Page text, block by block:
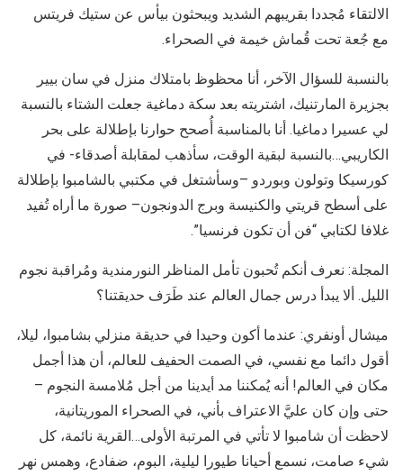
الالتقاء مُجددا بقريبهم الشديد ويبحثون بيأس عن ستيك فريتس
مع جُعة تحت قُماش خيمة في الصحراء.
بالنسبة للسؤال الآخر، أنا محظوظ بامتلاك منزل في سان بيير
بجزيرة المارتنيك، اشتريته بعد سكة دماغية جعلت الشتاء بالنسبة
لي عسيرا دماغيا. أنا بالمناسبة أُصحح حوارنا بإطلالة على بحر
الكاريبي…بالنسبة لبقية الوقت، سأذهب لمقابلة أصدقاء- في
كورسيكا وتولون وبوردو –وسأشتغل في مكتبي بالشامبوا بإطلالة
على أسطح قريتي والكنيسة وبرج الدونجون– صورة ما أراه تُفيد
غلافا لكتابي “فن أن تكون فرنسيا”.
المجلة: نعرف أنكم تُحبون تأمل المناظر النورمندية ومُراقبة نجوم
الليل. ألا يبدأ درس جمال العالم عند طَرَف حديقتنا؟
ميشال أونفري: عندما أكون وحيدا في حديقة منزلي بشامبوا، ليلا،
أقول دائما مع نفسي، في الصمت الحفيف للعالم، أن هذا أجمل
مكان في العالم! أنه يُمكننا مد أيدينا من أجل مُلامسة النجوم –
حتى وإن كان عليَّ الاعتراف بأني، في الصحراء الموريتانية،
لاحظت أن شامبوا لا تأتي في المرتبة الأولى…القرية نائمة، كل
شيء صامت، نسمع أحيانا طيورا ليلية، البوم، ضفادع، وهمس نهر